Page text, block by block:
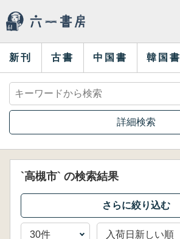
新刊 古書 中国書 韓国書
詳細検索
`高槻市` の検索結果